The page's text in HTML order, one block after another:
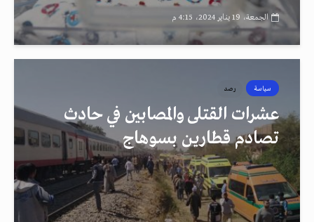
الجمعة، 19 يناير 2024، 4:15 م
سياسة رصد
عشرات القتلى والمصابين في حادث
تصادم قطارين بسوهاج